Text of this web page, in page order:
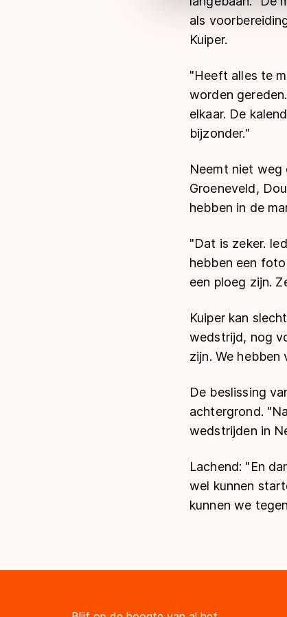
als
Kuiper.
"Heeft alles te
worden
elkaar. De
bijzonder."
Neemt niet weg
Groeneveld,
hebben in de
"Dat is zeker.
hebben een
een ploeg zijn.
Kuiper kan
wedstrijd, nog
zijn. We
De beslissing
achtergrond.
wedstrijden in
Lachend: "En
wel kunnen
kunnen we